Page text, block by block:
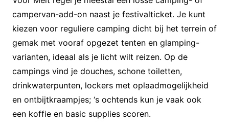
campervan-add-on naast je festivalticket. Je kunt
kiezen voor reguliere camping dicht bij het terrein of
gemak met vooraf opgezet tenten en glamping-
varianten, ideaal als je licht wilt reizen. Op de
campings vind je douches, schone toiletten,
drinkwaterpunten, lockers met oplaadmogelijkheid
en ontbijtkraampjes; ‘s ochtends kun je vaak ook
een koffie en basic supplies scoren.